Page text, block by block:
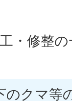
・修整
のクマ等